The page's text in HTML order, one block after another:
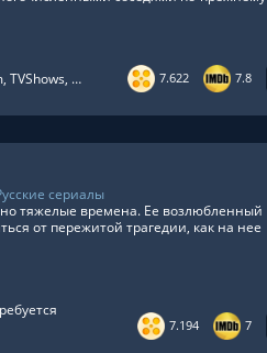
7.622 7.8
HDrezka Studio, AlexFilm, TVShows, LostFilm, Red Head Sound, Оригинальный, LE-Production, RuDub, Субтитры, заКАДРЫ
сериалы
7.194 7
тяжелые времена. Ее возлюбленный
от пережитой трагедии, как на нее